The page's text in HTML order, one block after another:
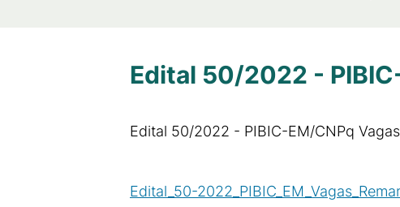
Edital 50/2022 -
Edital 50/2022 - PIBIC-EM/CNPq
Edital_50-